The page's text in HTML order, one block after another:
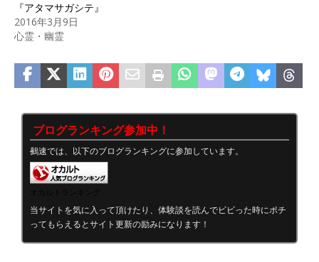
『アタマサガシテ』
2016年3月9日
心霊・幽霊
ブログランキング参加中！
鵺速では、以下のブログランキングに参加しています。
当サイトを気に入って頂けたり、体験談を読んでビビった時にポチ
ってもらえるとサイト更新の励みになります！